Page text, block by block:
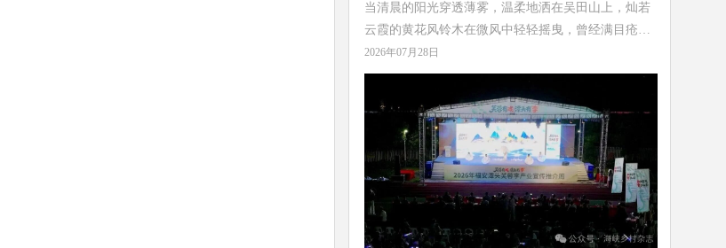
当清晨的阳光穿透薄雾，温柔地洒在吴田山上，灿若
云霞的黄花风铃木在微风中轻轻摇曳，曾经满目疮痍
的废弃矿山，已蝶变为“蓝湖嵌林海”的生态画卷；当
千年古樟的树荫下溪流潺潺、游人漫步，这座千年古
县的历史文脉正与绿水青山一同延续；当林下砂仁在
天然荫蔽中悄然生长、花农在智能温室里采收出口海
外的切花菊，“绿水青山就是金山银山”的理念在这片
土地上结出丰硕的果实。
2026年07月28日